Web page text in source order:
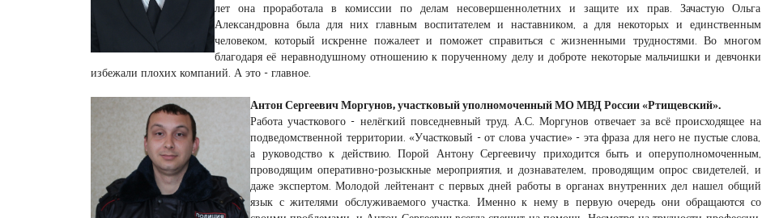
лет она проработала в комиссии по делам несовершеннолетних и защите их прав. Зачастую Ольга
Александровна была для них главным воспитателем и наставником, а для некоторых и единственным
человеком, который искренне пожалеет и поможет справиться с жизненными трудностями. Во многом
благодаря её неравнодушному отношению к порученному делу и доброте некоторые мальчишки и девчонки
избежали плохих компаний. А это - главное.
Антон Сергеевич Моргунов, участковый уполномоченный МО МВД России «Ртищевский».
Работа участкового - нелёгкий повседневный труд. А.С. Моргунов отвечает за всё происходящее на
подведомственной территории. «Участковый - от слова участие» - эта фраза для него не пустые слова,
а руководство к действию. Порой Антону Сергеевичу приходится быть и оперуполномоченным,
проводящим оперативно-розыскные мероприятия, и дознавателем, проводящим опрос свидетелей, и
даже экспертом. Молодой лейтенант с первых дней работы в органах внутренних дел нашел общий
язык с жителями обслуживаемого участка. Именно к нему в первую очередь они обращаются со